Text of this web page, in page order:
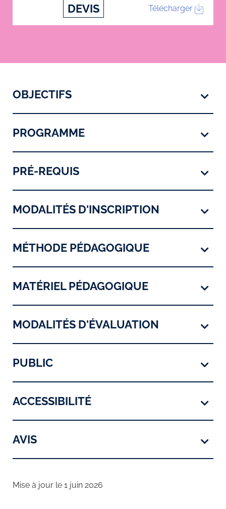
DEVIS Télécharger
OBJECTIFS
PROGRAMME
PRÉ-REQUIS
MODALITÉS D'INSCRIPTION
MÉTHODE PÉDAGOGIQUE
MATÉRIEL PÉDAGOGIQUE
MODALITÉS D'ÉVALUATION
PUBLIC
ACCESSIBILITÉ
AVIS
Mise à jour le 1 juin 2026